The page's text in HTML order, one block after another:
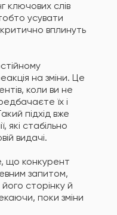
ключових слів
усувати
вплинуть
на зміни. Це
коли ви не
їх і
підхід вже
які стабільно
видачі.
що конкурент
запитом,
сторінку й
поки зміни